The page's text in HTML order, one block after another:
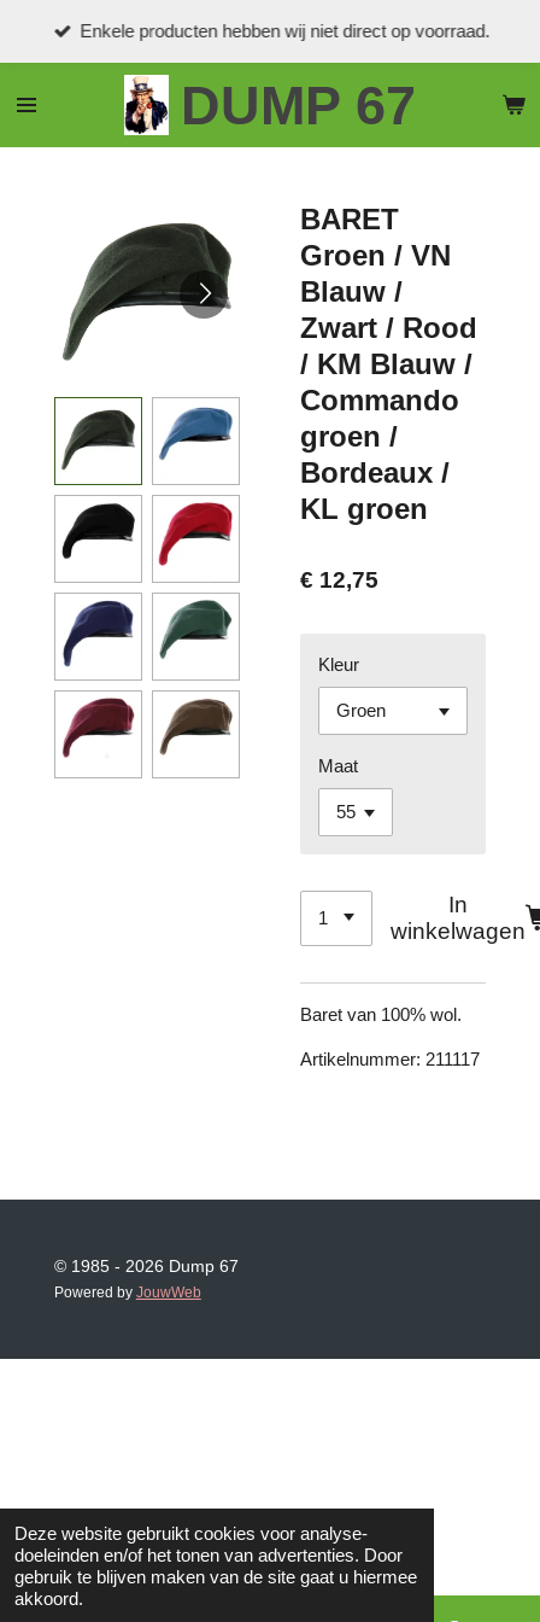
Deze website gebruikt cookies voor analyse-
doeleinden en/of het tonen van advertenties. Door
gebruik te blijven maken van de site gaat u hiermee
akkoord.
de
DUMP 67
Enkele producten hebben wij niet direct op voorraad.
BARET
Groen / VN
Blauw /
Zwart / Rood
/ KM Blauw /
Commando
groen /
Bordeaux /
KL groen
€ 12,75
Kleur
Maat
In
winkelwagen
Baret van 100% wol.
Artikelnummer: 211117
© 1985 - 2026 Dump 67
Powered by JouwWeb